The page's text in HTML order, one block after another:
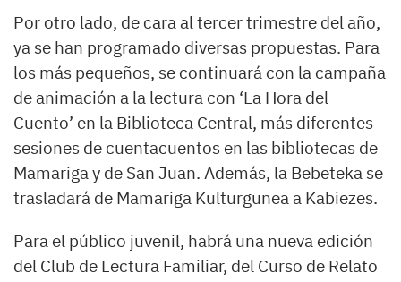
Por otro lado, de cara al tercer trimestre del año,
ya se han programado diversas propuestas. Para
los más pequeños, se continuará con la campaña
de animación a la lectura con ‘La Hora del
Cuento’ en la Biblioteca Central, más diferentes
sesiones de cuentacuentos en las bibliotecas de
Mamariga y de San Juan. Además, la Bebeteka se
trasladará de Mamariga Kulturgunea a Kabiezes.
Para el público juvenil, habrá una nueva edición
del Club de Lectura Familiar, del Curso de Relato